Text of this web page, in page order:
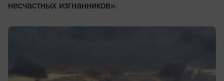
несчастных изгнанников».